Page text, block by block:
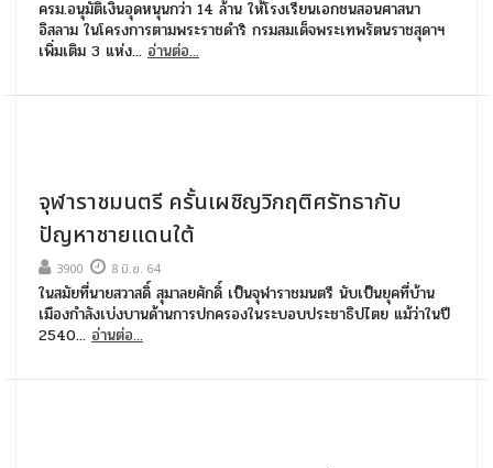
ครม.อนุมัติเงินอุดหนุนกว่า 14 ล้าน ให้โรงเรียนเอกชนสอนศาสนา
อิสลาม ในโครงการตามพระราชดำริ กรมสมเด็จพระเทพรัตนราชสุดาฯ
เพิ่มเติม 3 แห่ง... อ่านต่อ...
จุฬาราชมนตรี ครั้นเผชิญวิกฤติศรัทธากับ
ปัญหาชายแดนใต้
3900 8 มิ.ย. 64
ในสมัยที่นายสวาสดิ์ สุมาลยศักดิ์ เป็นจุฬาราชมนตรี นับเป็นยุคที่บ้าน
เมืองกำลังเบ่งบานด้านการปกครองในระบอบประชาธิปไตย แม้ว่าในปี
2540... อ่านต่อ...